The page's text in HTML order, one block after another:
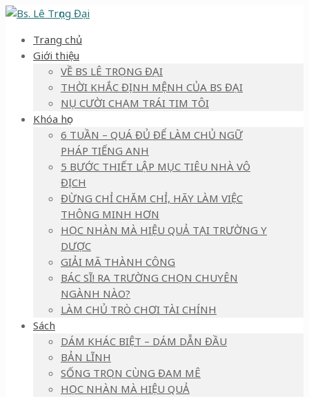
Trang chủ
Giới thiệu
VỀ BS LÊ TRỌNG ĐẠI
THỜI KHẮC ĐỊNH MỆNH CỦA BS ĐẠI
NỤ CƯỜI CHẠM TRÁI TIM TÔI
Khóa học
6 TUẦN – QUÁ ĐỦ ĐỂ LÀM CHỦ NGỮ
PHÁP TIẾNG ANH
5 BƯỚC THIẾT LẬP MỤC TIÊU NHÀ VÔ
ĐỊCH
ĐỪNG CHỈ CHĂM CHỈ, HÃY LÀM VIỆC
THÔNG MINH HƠN
HỌC NHÀN MÀ HIỆU QUẢ TẠI TRƯỜNG Y
DƯỢC
GIẢI MÃ THÀNH CÔNG
BÁC SĨ! RA TRƯỜNG CHỌN CHUYÊN
NGÀNH NÀO?
LÀM CHỦ TRÒ CHƠI TÀI CHÍNH
Sách
DÁM KHÁC BIỆT – DÁM DẪN ĐẦU
BẢN LĨNH
SỐNG TRỌN CÙNG ĐAM MÊ
HỌC NHÀN MÀ HIỆU QUẢ